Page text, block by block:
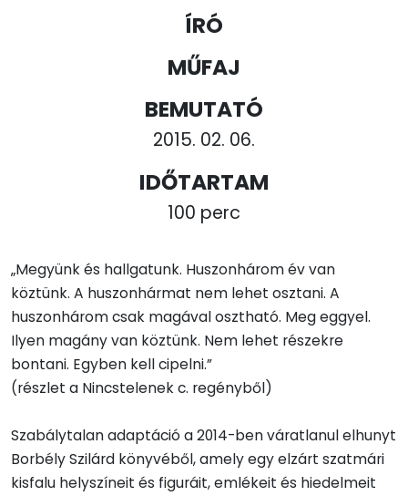
ÍRÓ
MŰFAJ
BEMUTATÓ
2015. 02. 06.
IDŐTARTAM
100 perc
„Megyünk és hallgatunk. Huszonhárom év van
köztünk. A huszonhármat nem lehet osztani. A
huszonhárom csak magával osztható. Meg eggyel.
Ilyen magány van köztünk. Nem lehet részekre
bontani. Egyben kell cipelni.”
(részlet a Nincstelenek c. regényből)
Szabálytalan adaptáció a 2014-ben váratlanul elhunyt
Borbély Szilárd könyvéből, amely egy elzárt szatmári
kisfalu helyszíneit és figuráit, emlékeit és hiedelmeit